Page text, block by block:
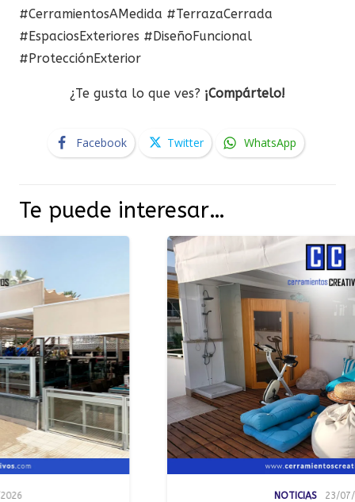
#CerramientosAMedida #TerrazaCerrada
#EspaciosExteriores #DiseñoFuncional
#ProtecciónExterior
¿Te gusta lo que ves? ¡Compártelo!
Facebook Twitter WhatsApp
Te puede interesar…
23/07/2026